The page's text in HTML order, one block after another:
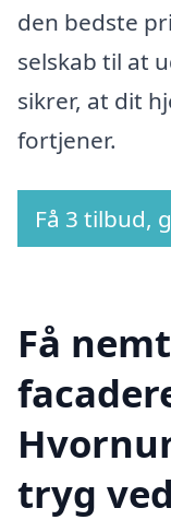
den bedste
selskab til at
sikrer, at dit
fortjener.
Få 3 tilbud,
Få
tryg ved